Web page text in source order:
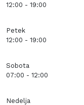
12:00 - 19:00
Petek
12:00 - 19:00
Sobota
07:00 - 12:00
Nedelja